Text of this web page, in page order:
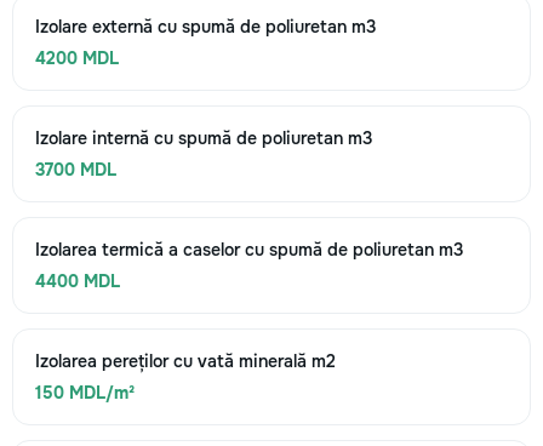
Izolare externă cu spumă de poliuretan m3
4200 MDL
Izolare internă cu spumă de poliuretan m3
3700 MDL
Izolarea termică a caselor cu spumă de poliuretan m3
4400 MDL
Izolarea pereților cu vată minerală m2
150 MDL/m²